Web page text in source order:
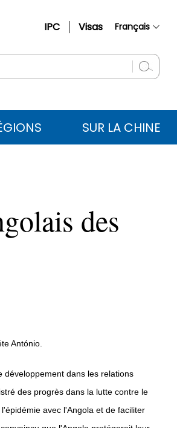
IPC Visas Français
English
عربي
SUR LA CHINE
des
António.
développement dans les relations
des progrès dans la lutte contre le
avec l'Angola et de faciliter